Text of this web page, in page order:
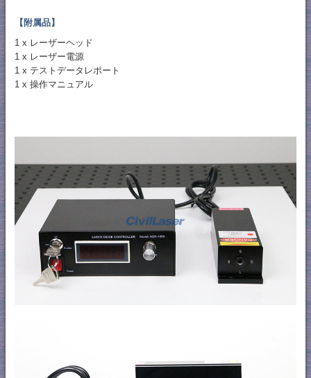
【附属品】
1 x レーザーヘッド
1 x レーザー電源
1 x テストデータレポート
1 x 操作マニュアル